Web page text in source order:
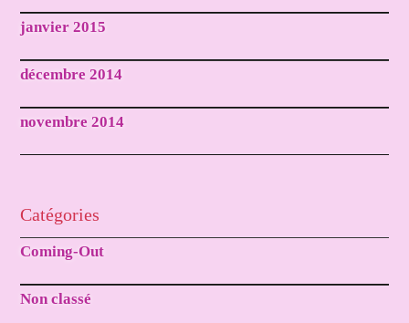
janvier 2015
décembre 2014
novembre 2014
Catégories
Coming-Out
Non classé